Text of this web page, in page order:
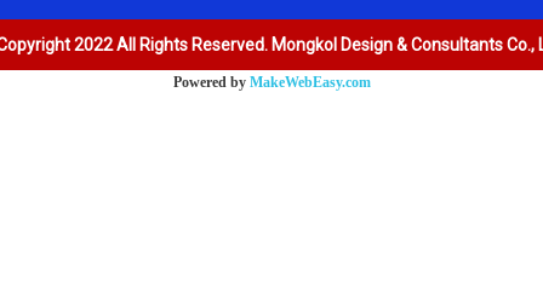
2022 All Rights Reserved. Mongkol Design & Consultants Co.,
Powered by MakeWebEasy.com